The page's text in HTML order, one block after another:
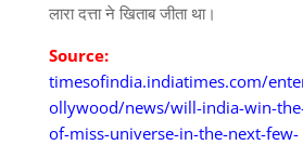
लारा दत्ता ने खिताब जीता था।
Source:
timesofindia.indiatimes.com/
ollywood/news/will-india-win-
of-miss-universe-in-the-next-few-